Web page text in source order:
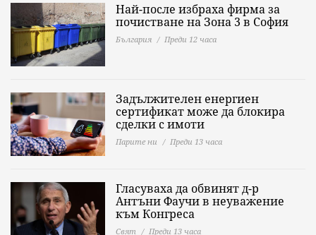
Най-после избраха фирма за
почистване на Зона 3 в София
България Преди 12 часа
Задължителен енергиен
сертификат може да блокира
сделки с имоти
Парите ни Преди 13 часа
Гласуваха да обвинят д-р
Антъни Фаучи в неуважение
към Конгреса
Свят Преди 13 часа